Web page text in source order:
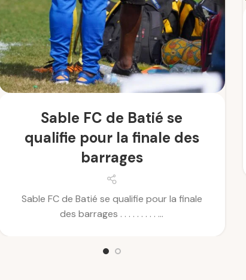
Sable FC de Batié se
qualifie pour la finale des
barrages
Sable FC de Batié se qualifie pour la finale
des barrages . . . . . . . . . ...